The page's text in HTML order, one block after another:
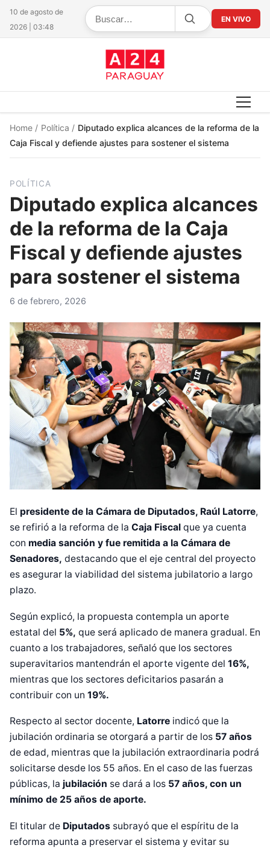
10 de agosto de
2026 | 03:48
EN VIVO
Home / Política / Diputado explica alcances de la reforma de la
Caja Fiscal y defiende ajustes para sostener el sistema
POLÍTICA
Diputado explica alcances
de la reforma de la Caja
Fiscal y defiende ajustes
para sostener el sistema
6 de febrero, 2026
El presidente de la Cámara de Diputados, Raúl Latorre,
se refirió a la reforma de la Caja Fiscal que ya cuenta
con media sanción y fue remitida a la Cámara de
Senadores, destacando que el eje central del proyecto
es asegurar la viabilidad del sistema jubilatorio a largo
plazo.
Según explicó, la propuesta contempla un aporte
estatal del 5%, que será aplicado de manera gradual. En
cuanto a los trabajadores, señaló que los sectores
superavitarios mantendrán el aporte vigente del 16%,
mientras que los sectores deficitarios pasarán a
contribuir con un 19%.
Respecto al sector docente, Latorre indicó que la
jubilación ordinaria se otorgará a partir de los 57 años
de edad, mientras que la jubilación extraordinaria podrá
solicitarse desde los 55 años. En el caso de las fuerzas
públicas, la jubilación se dará a los 57 años, con un
mínimo de 25 años de aporte.
El titular de Diputados subrayó que el espíritu de la
reforma apunta a preservar el sistema y evitar su